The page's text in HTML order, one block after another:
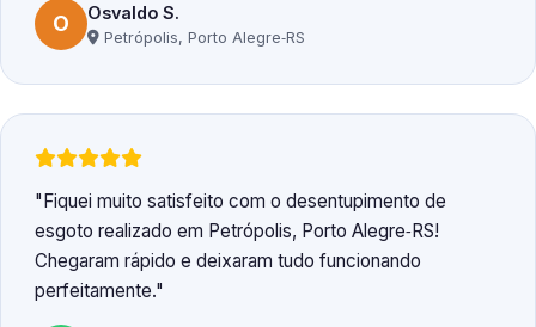
O Osvaldo S.
Petrópolis, Porto Alegre‑RS
Fiquei muito satisfeito com o desentupimento de
esgoto realizado em Petrópolis, Porto Alegre‑RS!
Chegaram rápido e deixaram tudo funcionando
perfeitamente.